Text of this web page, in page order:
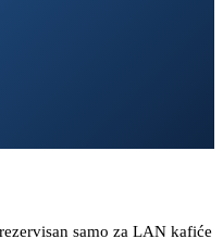
samo za LAN kafiće